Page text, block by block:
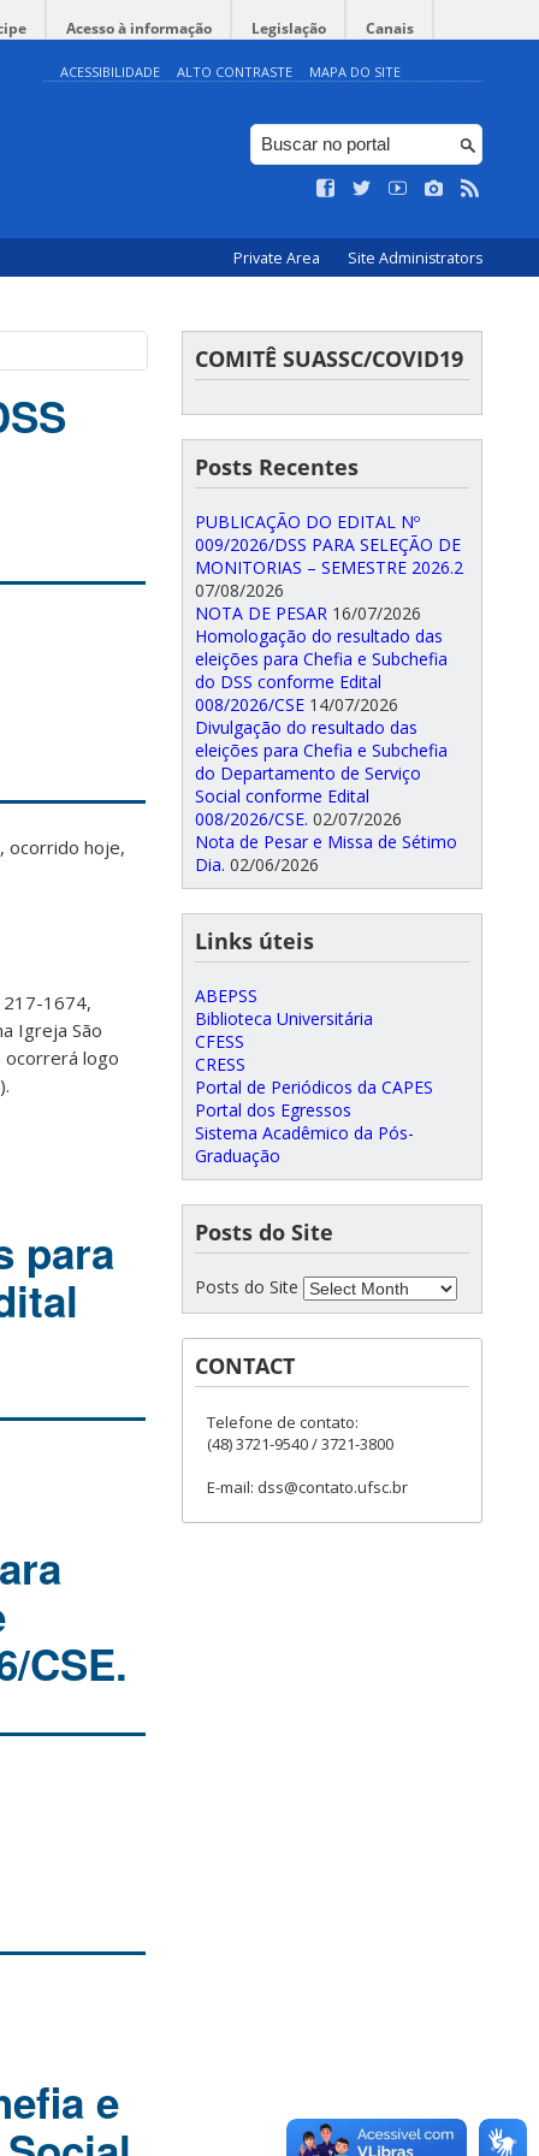
Acesso à informação Legislação Canais
ACESSIBILIDADE ALTO CONTRASTE MAPA DO SITE
Private Area Site Administrators
ocorrido hoje,
1674,
Igreja São
ocorrerá logo
para
CSE.
e
COMITÊ SUASSC/COVID19
Posts Recentes
PUBLICAÇÃO DO EDITAL Nº
009/2026/DSS PARA SELEÇÃO DE
MONITORIAS – SEMESTRE 2026.2
07/08/2026
NOTA DE PESAR 16/07/2026
Homologação do resultado das
eleições para Chefia e Subchefia
do DSS conforme Edital
008/2026/CSE 14/07/2026
Divulgação do resultado das
eleições para Chefia e Subchefia
do Departamento de Serviço
Social conforme Edital
008/2026/CSE. 02/07/2026
Nota de Pesar e Missa de Sétimo
Dia. 02/06/2026
Links úteis
ABEPSS
Biblioteca Universitária
CFESS
CRESS
Portal de Periódicos da CAPES
Portal dos Egressos
Sistema Acadêmico da Pós-
Graduação
Posts do Site
Posts do Site
CONTACT
Telefone de contato:
(48) 3721-9540 / 3721-3800
E-mail: dss@contato.ufsc.br